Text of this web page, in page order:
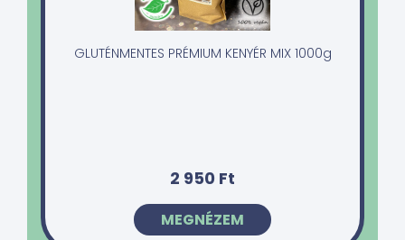
GLUTÉNMENTES PRÉMIUM KENYÉR MIX 1000g
2 950 Ft
MEGNÉZEM